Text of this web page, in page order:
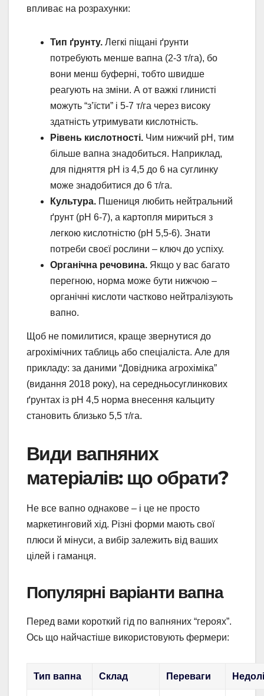
впливає на розрахунки:
Тип ґрунту. Легкі піщані ґрунти
потребують менше вапна (2-3 т/га), бо
вони менш буферні, тобто швидше
реагують на зміни. А от важкі глинисті
можуть “з’їсти” і 5-7 т/га через високу
здатність утримувати кислотність.
Рівень кислотності. Чим нижчий pH, тим
більше вапна знадобиться. Наприклад,
для підняття pH із 4,5 до 6 на суглинку
може знадобитися до 6 т/га.
Культура. Пшениця любить нейтральний
ґрунт (pH 6-7), а картопля мириться з
легкою кислотністю (pH 5,5-6). Знати
потреби своєї рослини – ключ до успіху.
Органічна речовина. Якщо у вас багато
перегною, норма може бути нижчою –
органічні кислоти частково нейтралізують
вапно.
Щоб не помилитися, краще звернутися до
агрохімічних таблиць або спеціаліста. Але для
прикладу: за даними “Довідника агрохіміка”
(видання 2018 року), на середньосуглинкових
ґрунтах із pH 4,5 норма внесення кальциту
становить близько 5,5 т/га.
Види вапняних
матеріалів: що обрати?
Не все вапно однакове – і це не просто
маркетинговий хід. Різні форми мають свої
плюси й мінуси, а вибір залежить від ваших
цілей і гаманця.
Популярні варіанти вапна
Перед вами короткий гід по вапняних “героях”.
Ось що найчастіше використовують фермери:
Тип вапна Склад Переваги